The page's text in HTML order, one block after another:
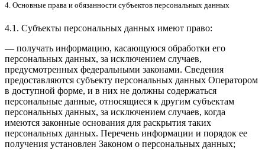
4. Основные права и обязанности субъектов персональных данных
4.1. Субъекты персональных данных имеют право:
— получать информацию, касающуюся обработки его
персональных данных, за исключением случаев,
предусмотренных федеральными законами. Сведения
предоставляются субъекту персональных данных Оператором
в доступной форме, и в них не должны содержаться
персональные данные, относящиеся к другим субъектам
персональных данных, за исключением случаев, когда
имеются законные основания для раскрытия таких
персональных данных. Перечень информации и порядок ее
получения установлен Законом о персональных данных;